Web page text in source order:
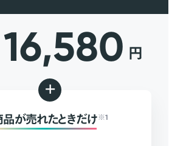
16,580 円
+
品が売れたときだけ ※1